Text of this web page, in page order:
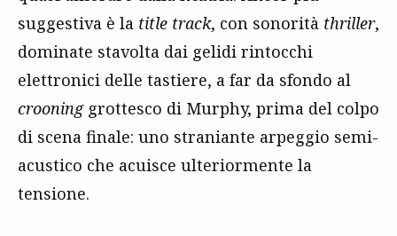
suggestiva è la title track, con sonorità thriller,
dominate stavolta dai gelidi rintocchi
elettronici delle tastiere, a far da sfondo al
crooninggrottesco di Murphy, prima del colpo
di scena finale: uno straniante arpeggio semi-
acustico che acuisce ulteriormente la
tensione.